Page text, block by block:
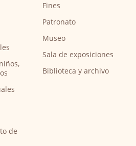
de
Fines
Patronato
Museo
Sala de exposiciones
Biblioteca y archivo